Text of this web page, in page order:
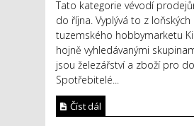
Tato kategorie vévodí
do října. Vyplývá to z
tuzemského hobbymarketu
hojně vyhledávanými
jsou železářství a zboží pro
Spotřebitelé...
Číst dál